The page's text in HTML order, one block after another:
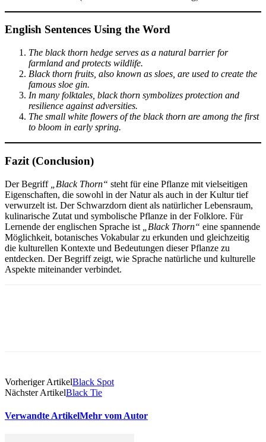
English Sentences Using the Word
The black thorn hedge serves as a natural barrier for
farmland and protects wildlife.
Black thorn fruits, also known as sloes, are used to create the
famous sloe gin.
In many folktales, black thorn symbolizes protection and
resilience against adversities.
The small white flowers of the black thorn are among the first
to bloom in early spring.
Fazit (Conclusion)
Der Begriff „Black Thorn“ steht für eine Pflanze mit vielseitigen
Eigenschaften, die sowohl in der Natur als auch in der Kultur tief
verwurzelt ist. Der Schwarzdorn dient als natürlicher Lebensraum,
kulinarische Zutat und symbolische Pflanze in der Folklore. Für
Lernende der englischen Sprache ist
„Black Thorn“ eine spannende
Möglichkeit, botanisches Vokabular zu erkunden und gleichzeitig
die kulturellen Kontexte und Bedeutungen dieser Pflanze zu
entdecken. Der Begriff zeigt, wie Sprache natürliche und kulturelle
Aspekte miteinander verbindet.
Vorheriger ArtikelBlack Spot
Nächster ArtikelBlack Tie
Verwandte ArtikelMehr vom Autor